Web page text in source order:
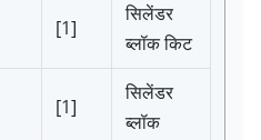
[1]
सिलेंडर
ब्लॉक किट
[1]
सिलेंडर
ब्लॉक